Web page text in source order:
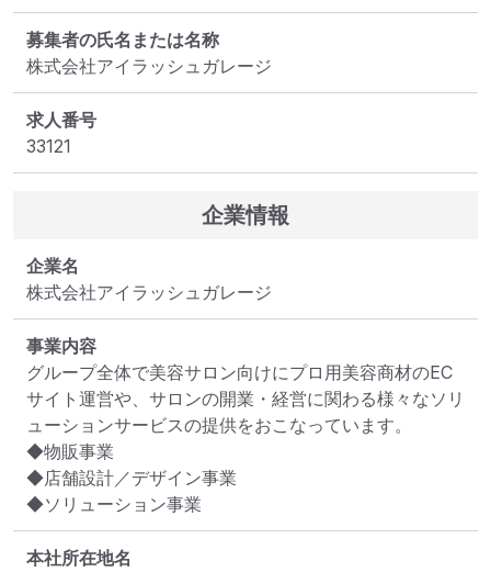
募集者の氏名または名称
株式会社アイラッシュガレージ
求人番号
33121
企業情報
企業名
株式会社アイラッシュガレージ
事業内容
グループ全体で美容サロン向けにプロ用美容商材のEC
サイト運営や、サロンの開業・経営に関わる様々なソリ
ューションサービスの提供をおこなっています。
◆物販事業
◆店舗設計／デザイン事業
◆ソリューション事業
本社所在地名